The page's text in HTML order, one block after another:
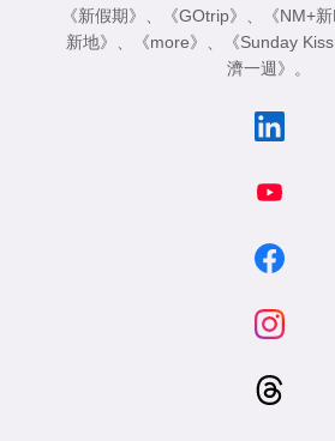
《新假期》
《GOtrip》 《NM+
新地》
《more》 《Sunday
濟一週》
。